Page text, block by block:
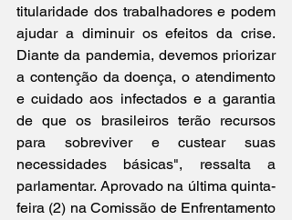
titularidade dos trabalhadores e podem
ajudar a diminuir os efeitos da crise.
Diante da pandemia, devemos priorizar
a contenção da doença, o atendimento
e cuidado aos infectados e a garantia
de que os brasileiros terão recursos
para sobreviver e custear suas
necessidades básicas", ressalta a
parlamentar. Aprovado na última quinta-
feira (2) na Comissão de Enfrentamento